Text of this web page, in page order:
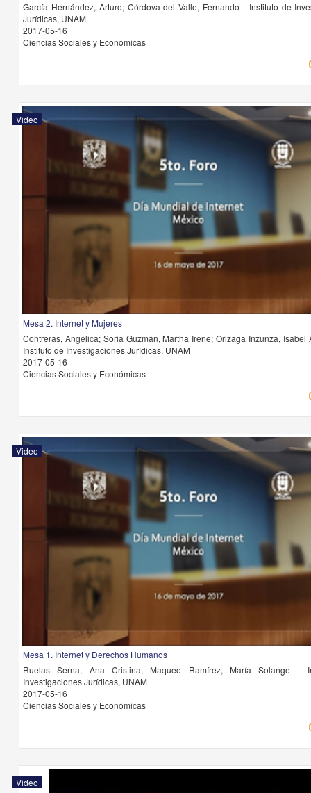
García Hernández, Arturo; Córdova del Valle, Fernando - Instituto de
Jurídicas, UNAM
2017-05-16
Ciencias Sociales y Económicas
Video
Mesa 2. Internet y Mujeres
Contreras, Angélica; Soria Guzmán, Martha Irene; Orizaga Inzunza, Isabel
Instituto de Investigaciones Jurídicas, UNAM
2017-05-16
Ciencias Sociales y Económicas
Video
Mesa 1. Internet y Derechos Humanos
Ruelas Serna, Ana Cristina; Maqueo Ramírez, María Solange -
Investigaciones Jurídicas, UNAM
2017-05-16
Ciencias Sociales y Económicas
Video